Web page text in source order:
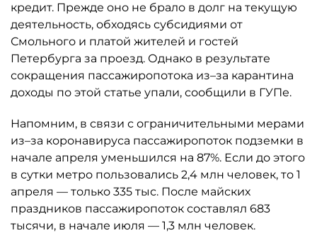
кредит. Прежде оно не брало в долг на текущую
деятельность, обходясь субсидиями от
Смольного и платой жителей и гостей
Петербурга за проезд. Однако в результате
сокращения пассажиропотока из–за карантина
доходы по этой статье упали, сообщили в ГУПе.
Напомним, в связи с ограничительными мерами
из–за коронавируса пассажиропоток подземки в
начале апреля уменьшился на 87%. Если до этого
в сутки метро пользовались 2,4 млн человек, то 1
апреля — только 335 тыс. После майских
праздников пассажиропоток составлял 683
тысячи, в начале июля — 1,3 млн человек.